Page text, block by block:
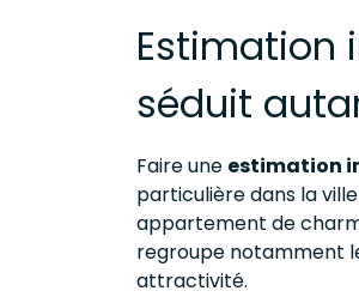
Estimation
séduit
Faire une estimation
particulière dans la
appartement de
regroupe notamment
attractivité.